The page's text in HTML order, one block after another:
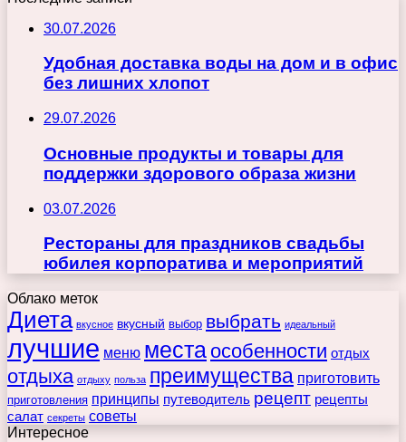
30.07.2026
Удобная доставка воды на дом и в офис
без лишних хлопот
29.07.2026
Основные продукты и товары для
поддержки здорового образа жизни
03.07.2026
Рестораны для праздников свадьбы
юбилея корпоратива и мероприятий
Облако меток
Диета вкусное вкусный выбор выбрать идеальный
лучшие меню места особенности отдых
отдыха отдыху польза преимущества приготовить
приготовления принципы путеводитель рецепт рецепты
салат секреты советы
Интересное